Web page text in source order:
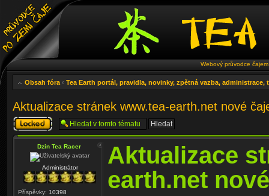
Webový průvodce
Obsah fóra ‹ Tea Earth portál, pravidla, novinky, zpětná vazba, administrace,
Aktualizace stránek www.tea-earth.net nové
Téma
uzamknuto
Dzin Tea Racer
Administrátor
Příspěvky: 10398
Aktualizace
earth.net